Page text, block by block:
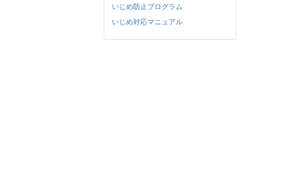
いじめ防止プログラム
いじめ対応マニュアル